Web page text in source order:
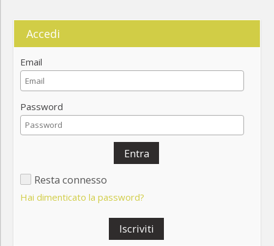
Accedi
Email
Password
Entra
Resta connesso
Hai dimenticato la password?
Iscriviti